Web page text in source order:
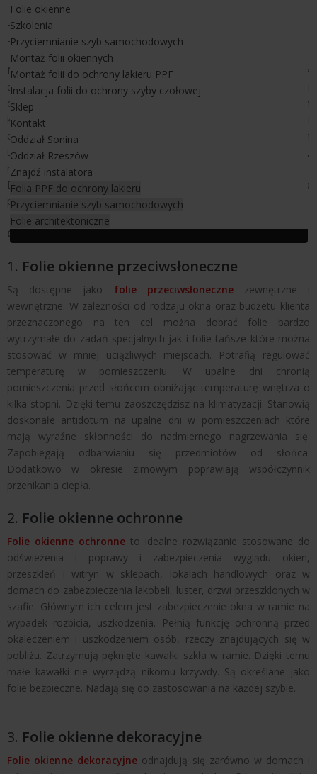
Folie okienne
Szkolenia
Przyciemnianie szyb samochodowych
Montaż folii okiennych
Montaż folii do ochrony lakieru PPF
Instalacja folii do ochrony szyby czołowej
Sklep
Kontakt
Oddział Sonina
Oddział Rzeszów
Znajdź instalatora
Folia PPF do ochrony lakieru
Przyciemnianie szyb samochodowych
Folie architektoniczne
- sali gimnastycznej, siłowni,
- supermarketów,
- hurtowni.
Naszefolie okiennedopasujesz do każdego okna. Nasze
długoletnie doświadczenie w branży ponad 55 lat w produkcji folii
okiennych dało nam ogromnę wiedze o produkcie i potrzebach
klientów. Współpraca w projektantami i producentami
odpowiedzialnymi za poprawę jakości szkła pozwoliła nam
ukierunkować produkcję, dopasować odpowiednie jej barwienie,
napylanie, metalizowanie, powlekanie, laminowanie i wycinanie.
Dlatego własnie nasza oferta została w odpowiedni sposób
przmyślana i dopasowana do klientów.
Obejmuje ona m.in nastepujące folie okienne:
1. Folie okienne przeciwsłoneczne
Są dostępne jako folie przeciwsłonecznezewnętrzne i
wewnętrzne. W zależności od rodzaju okna oraz budżetu klienta
przeznaczonego na ten cel można dobrać folie bardzo
wytrzymałe do zadań specjalnych jak i folie tańsze które można
stosować w mniej uciążliwych miejscach. Potrafią regulować
temperaturę w pomieszczeniu. W upalne dni chronią
pomieszczenia przed słońcem obniżając temperaturę wnętrza o
kilka stopni. Dzięki temu zaoszczędzisz na klimatyzacji. Stanowią
doskonałe antidotum na upalne dni w pomieszczeniach które
mają wyraźne skłonności do nadmiernego nagrzewania się.
Zapobiegają odbarwianiu się przedmiotów od słońca.
Dodatkowo w okresie zimowym poprawiają współczynnik
przenikania ciepła.
2. Folie okienne ochronne
Folie okienne ochronne to idealne rozwiązanie stosowane do
odświeżenia i poprawy i zabezpieczenia wyglądu okien,
przeszkleń i witryn w sklepach, lokalach handlowych oraz w
domach do zabezpieczenia lakobeli, luster, drzwi przeszklonych w
szafie. Głównym ich celem jest zabezpieczenie okna w ramie na
wypadek rozbicia, uszkodzenia. Pełnią funkcję ochronną przed
okaleczeniem i uszkodzeniem osób, rzeczy znajdujących się w
pobliżu. Zatrzymują pęknięte kawałki szkła w ramie. Dzięki temu
małe kawałki nie wyrządzą nikomu krzywdy. Są określane jako
folie bezpieczne. Nadają się do zastosowania na każdej szybie.
3. Folie okienne dekoracyjne
Folie okienne dekoracyjne odnajdują się zarówno w domach i